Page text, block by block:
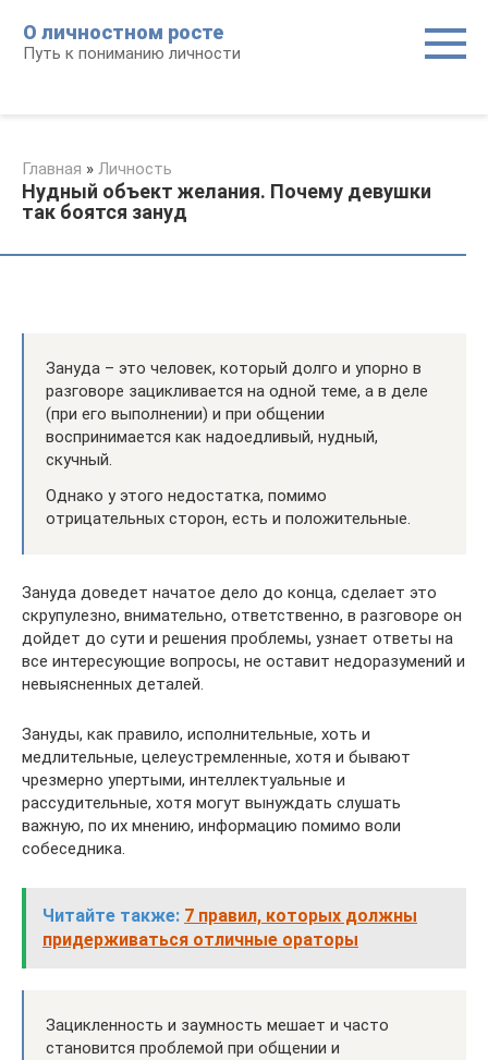
контенту
О личностном росте
Путь к пониманию личности
Главная » Личность
Нудный объект желания. Почему девушки
так боятся зануд
Зануда – это человек, который долго и упорно в
разговоре зацикливается на одной теме, а в деле
(при его выполнении) и при общении
воспринимается как надоедливый, нудный,
скучный.
Однако у этого недостатка, помимо
отрицательных сторон, есть и положительные.
Зануда доведет начатое дело до конца, сделает это
скрупулезно, внимательно, ответственно, в разговоре он
дойдет до сути и решения проблемы, узнает ответы на
все интересующие вопросы, не оставит недоразумений и
невыясненных деталей.
Зануды, как правило, исполнительные, хоть и
медлительные, целеустремленные, хотя и бывают
чрезмерно упертыми, интеллектуальные и
рассудительные, хотя могут вынуждать слушать
важную, по их мнению, информацию помимо воли
собеседника.
Читайте также: 7 правил, которых должны
придерживаться отличные ораторы
Зацикленность и заумность мешает и часто
становится проблемой при общении и